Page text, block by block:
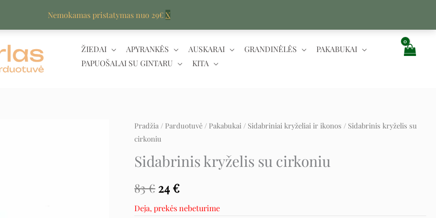
Nemokamas pristatymas nuo 29€X
ŽIEDAI
APYRANKĖS AUSKARAI GRANDINĖLĖS
PAKABUKAI
PAPUOŠALAI SU GINTARU
KITA
Pradžia / Parduotuvė / Pakabukai / Sidabriniai kryželiai ir ikonos / Sidabrinis kryželis su
cirkoniu
Sidabrinis kryželis su cirkoniu
83€
Original
was:
83 €.
24€
Current
is:
24 €.
Deja, prekės nebeturime